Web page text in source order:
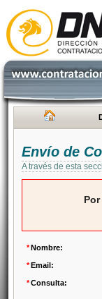
Envío de
A través de esta
*Nombre:
*Email:
*Consulta: